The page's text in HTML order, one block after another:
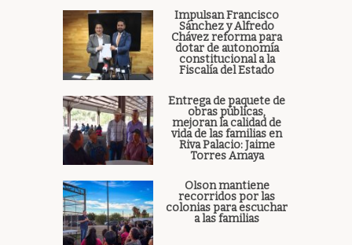
Impulsan Francisco
Sánchez y Alfredo
Chávez reforma para
dotar de autonomía
constitucional a la
Fiscalía del Estado
Entrega de paquete de
obras públicas,
mejoran la calidad de
vida de las familias en
Riva Palacio: Jaime
Torres Amaya
Olson mantiene
recorridos por las
colonias para escuchar
a las familias